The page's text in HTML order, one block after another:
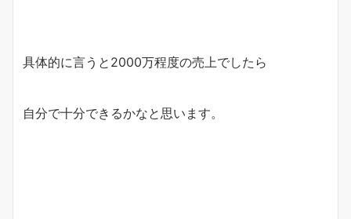
具体的に言うと2000万程度の売上でしたら
自分で十分できるかなと思います。